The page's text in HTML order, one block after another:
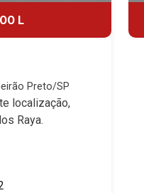
L
Preto/SP
localização,
Raya.